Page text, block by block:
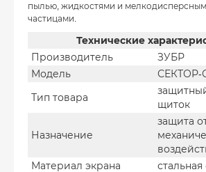
пылью, жидкостями и
частицами.
Технические
Производитель
ЗУБР
Модель
СЕКТОР-
Тип товара
щиток
Назначение
защита
Материал экрана
стальная